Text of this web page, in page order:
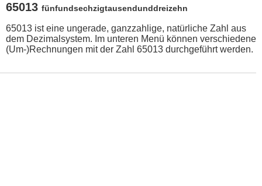
65013 fünfundsechzigtausendunddreizehn
65013 ist eine ungerade, ganzzahlige, natürliche Zahl aus
dem Dezimalsystem. Im unteren Menü können verschiedene
(Um-)Rechnungen mit der Zahl 65013 durchgeführt werden.